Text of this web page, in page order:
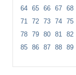
64 65 66 67 68
71
72 73 74 75
78 79 80 81 82
85 86 87 88 89